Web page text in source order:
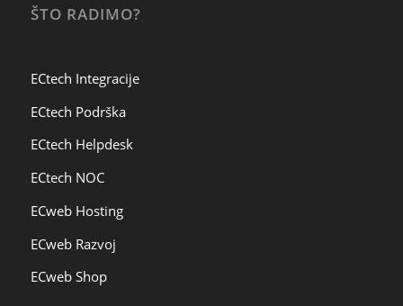
ŠTO RADIMO?
ECtech Integracije
ECtech Podrška
ECtech Helpdesk
ECtech NOC
ECweb Hosting
ECweb Razvoj
ECweb Shop